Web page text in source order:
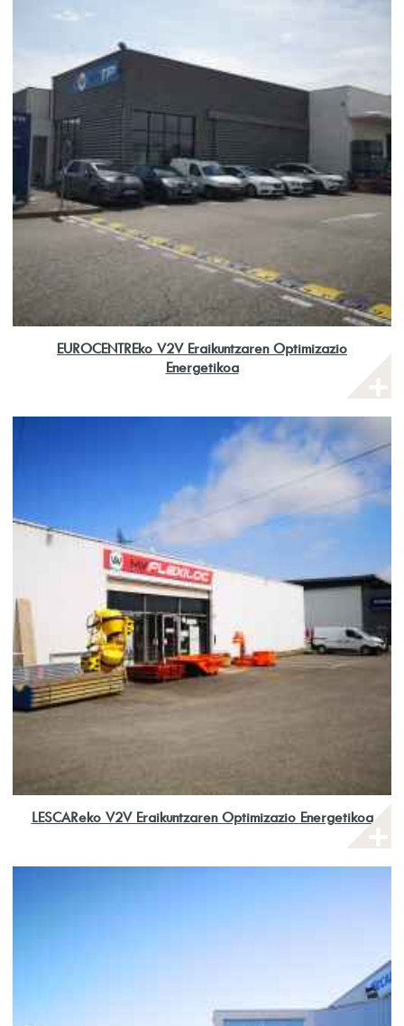
EUROCENTREko V2V Eraikuntzaren Optimizazio
Energetikoa
LESCAReko V2V Eraikuntzaren Optimizazio Energetikoa